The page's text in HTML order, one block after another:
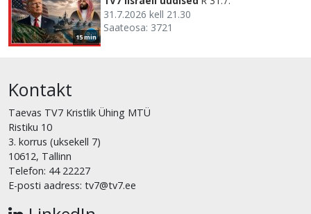
15 min
31.7.2026 kell 21.30
Saateosa: 3721
Kontakt
Taevas TV7 Kristlik Ühing MTÜ
Ristiku 10
3. korrus (uksekell 7)
10612, Tallinn
Telefon: 44 22227
E-posti aadress: tv7@tv7.ee